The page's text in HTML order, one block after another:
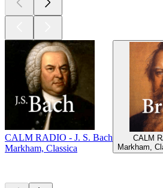
CALM RADIO - J. S. Bach
Markham, Classica
CALM
Markham,